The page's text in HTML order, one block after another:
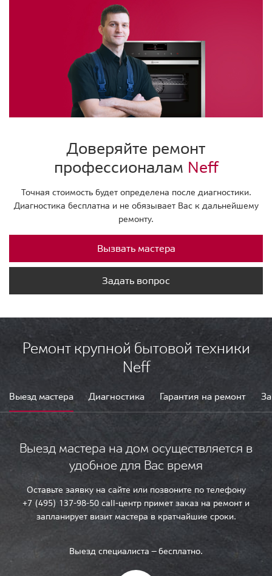
Доверяйте ремонт
профессионалам Neff
Точная стоимость будет определена после диагностики.
Диагностика бесплатна и не обязывает Вас к дальнейшему
ремонту.
Вызвать мастера
Задать вопрос
Ремонт крупной бытовой техники
Neff
Выезд мастера Диагностика Гарантия на ремонт
Выезд мастера на дом осуществляется в
удобное для Вас время
Оставьте заявку на сайте или позвоните по телефону
+7 (495) 137-98-50 call-центр примет заказ на ремонт и
запланирует визит мастера в кратчайшие сроки.
Выезд специалиста — бесплатно.